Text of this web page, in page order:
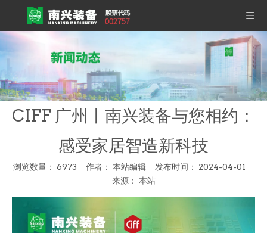
CIFF 广州丨南兴装备与您相约：
感受家居智造新科技
浏览数量： 6973 作者： 本站编辑 发布时间： 2024-04-01
来源： 本站
["wechat","weibo","qzone","douban","email"]